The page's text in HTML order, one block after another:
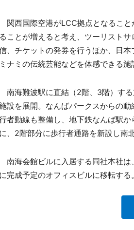
関西国際空港がLCC拠点となること
ることが増えると考え、ツーリスト
、チケットの発券を行うほか、日
ミナミの伝統芸能などを体感できる施
南海難波駅に直結（2階、3階）す
設を展開。なんばパークスからの
者動線も整備し、地下鉄なんば駅
に、2階部分に歩行者通路を新設し南
南海会館ビルに入居する同社本社
に完成予定のオフィスビルに移転する。